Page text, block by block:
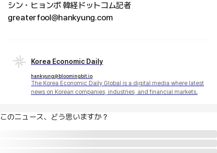
シン・ヒョンボ 韓経ドットコム記者
greaterfool@hankyung.com
Korea Economic Daily
hankyung@bloomingbit.io
The Korea Economic Daily Global is a digital media where latest
news on Korean companies, industries, and financial markets.
このニュース、どう思いますか？